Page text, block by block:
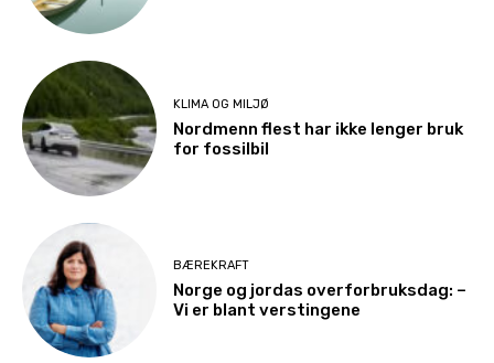
KLIMA OG MILJØ
Nordmenn flest har ikke lenger bruk
for fossilbil
BÆREKRAFT
Norge og jordas overforbruksdag: –
Vi er blant verstingene